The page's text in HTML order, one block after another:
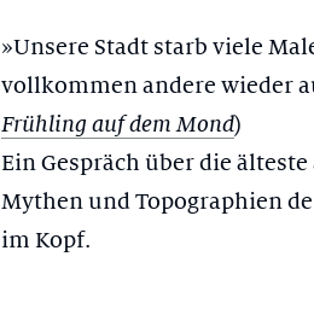
»Unsere Stadt starb viele
vollkommen andere wieder
Frühling auf dem Mond)
Ein Gespräch über die
Mythen und Topographien
im Kopf.